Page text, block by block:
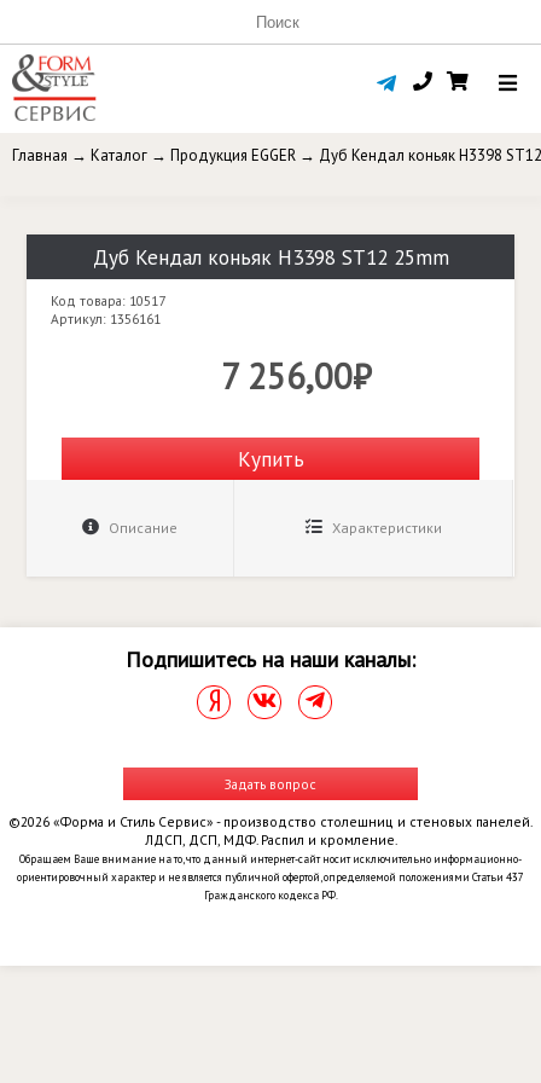
Главная → Каталог → Продукция EGGER → Дуб Кендал коньяк H3398 ST12
Дуб Кендал коньяк H3398 ST12 25mm
Код товара: 10517
Артикул: 1356161
7 256,00₽
Купить
Описание Характеристики
Подпишитесь на наши каналы:
Задать вопрос
©2026 «Форма и Стиль Сервис» - производство столешниц и стеновых панелей.
ЛДСП, ДСП, МДФ. Распил и кромление.
Обращаем Ваше внимание на то, что данный интернет-сайт носит исключительно информационно-
ориентировочный характер и не является публичной офертой, определяемой положениями Статьи 437
Гражданского кодекса РФ.